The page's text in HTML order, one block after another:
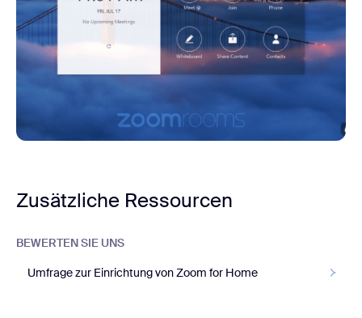
Zusätzliche Ressourcen
BEWERTEN SIE UNS
Umfrage zur Einrichtung von Zoom for Home